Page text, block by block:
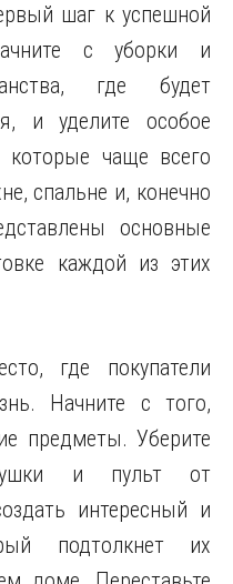
шаг к успешной
с уборки и
где будет
и уделите особое
чаще всего
спальне и, конечно
основные
каждой из этих
где покупатели
Начните с того,
предметы. Уберите
и пульт от
интересный и
подтолкнет их